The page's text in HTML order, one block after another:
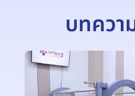
บทควา